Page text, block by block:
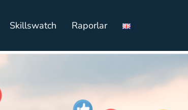
Skillswatch Raporlar